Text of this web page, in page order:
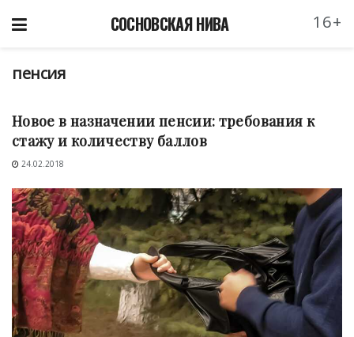
СОСНОВСКАЯ НИВА 16+
пенсия
Новое в назначении пенсии: требования к
стажу и количеству баллов
24.02.2018